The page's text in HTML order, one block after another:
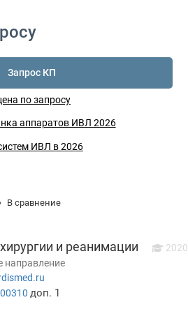
Запрос КП
по запросу
аппаратов ИВЛ 2026
ИВЛ в 2026
В сравнение
и реанимации 2020
направление
доп. 1